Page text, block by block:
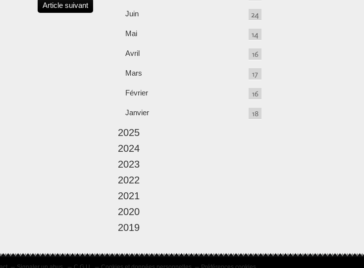
Article suivant
Juin 24
Mai 14
Avril 16
Mars 17
Février 16
Janvier 18
2025
2024
2023
2022
2021
2020
2019